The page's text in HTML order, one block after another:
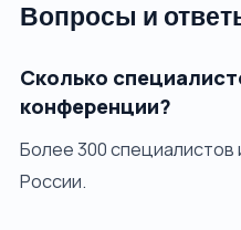
Вопросы и
Сколько
конференции?
Более 300 специалистов
России.